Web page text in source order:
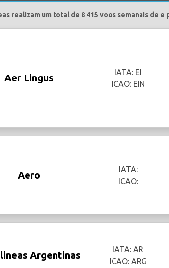
realizam um total de 8 415 voos semanais de
Aer Lingus
IATA: EI
ICAO: EIN
Aero
IATA:
ICAO:
Argentinas
IATA: AR
ICAO: ARG